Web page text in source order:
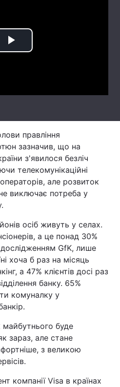
Статті
Play
правління
зазначив, що на
з'явилося безліч
телекомунікаційні
але розвиток
не виключає потреба у
осіб живуть у селах.
а це понад 30%
GfK, лише
хоча б раз на місяць
а 47% клієнтів досі раз
банку. 65%
комуналку у
буде
зараз, але стане
з великою
компанії Visa в країнах